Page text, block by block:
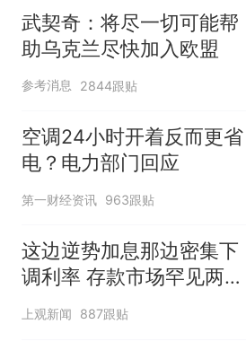
武契奇：将尽一切可能帮
助乌克兰尽快加入欧盟
参考消息 2844跟贴
空调24小时开着反而更省
电？电力部门回应
第一财经资讯 963跟贴
这边逆势加息那边密集下
调利率 存款市场罕见两极
分化
上观新闻 887跟贴